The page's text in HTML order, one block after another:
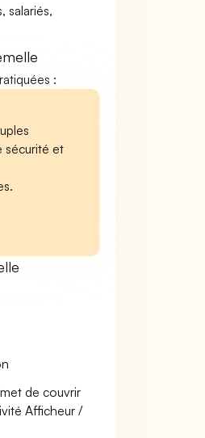
salariés,
:
sécurité et
de couvrir
Afficheur /